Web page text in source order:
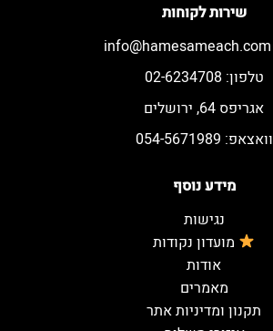
מידע נוסף
נגישות
מועדון נקודות
אודות
מאמרים
תקנון ומדיניות אתר
שירות לקוחות
info@hamesameach.com
טלפון: 02-6234708
אגריפס 64, ירושלים
וואצאפ: 054-5671989